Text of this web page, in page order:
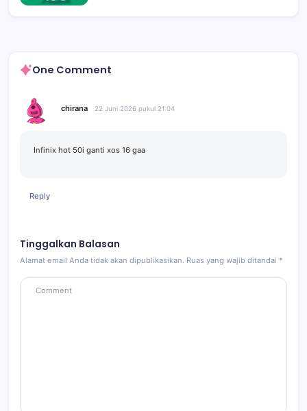
One Comment
chirana 22 Juni 2026 pukul 21:04
Infinix hot 50i ganti xos 16 gaa
Reply
Tinggalkan Balasan
Alamat email Anda tidak akan dipublikasikan. Ruas yang wajib ditandai *